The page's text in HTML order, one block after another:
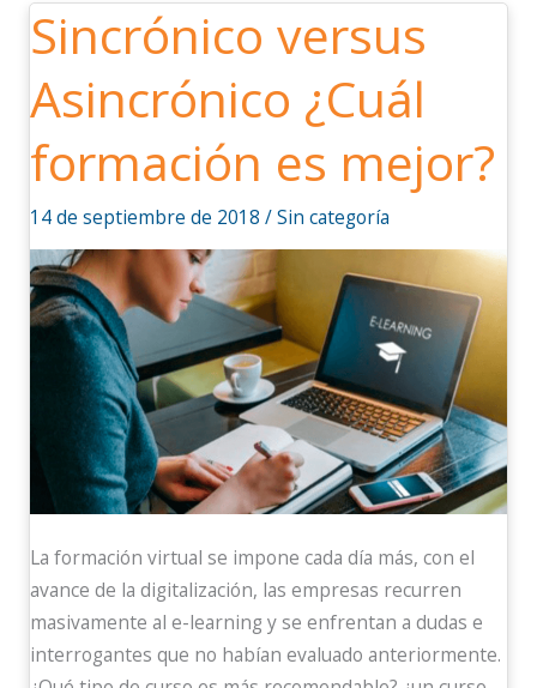
Sincrónico versus
Asincrónico ¿Cuál
formación es mejor?
14 de septiembre de 2018 /Sin categoría
La formación virtual se impone cada día más, con el
avance de la digitalización, las empresas recurren
masivamente al e-learning y se enfrentan a dudas e
interrogantes que no habían evaluado anteriormente.
Sincrónico
versus
Asincrónico
¿Cuál
formación
es
mejor?